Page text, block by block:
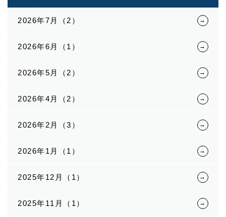
2026年7月（2）
2026年6月（1）
2026年5月（2）
2026年4月（2）
2026年2月（3）
2026年1月（1）
2025年12月（1）
2025年11月（1）